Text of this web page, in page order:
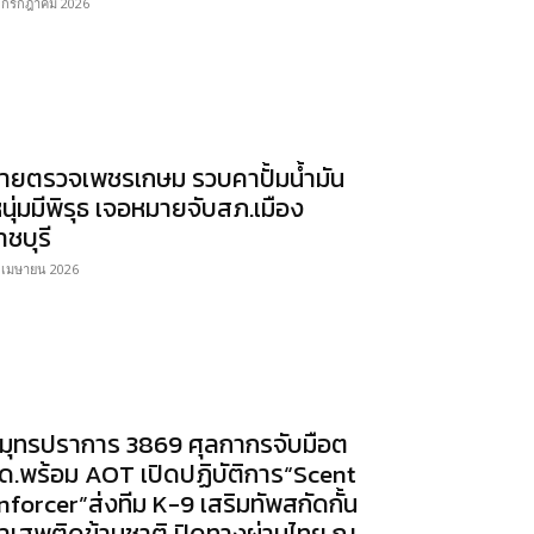
ยตรวจเพชรเกษม รวบคาปั้มน้ำมัน
มมีพิรุธ เจอหมายจับสภ.เมือง
ชบุรี
มษายน 2026
ทรปราการ 3869 ศุลกากรจับมือต
.พร้อม AOT เปิดปฏิบัติการ“Scent
ส่งทีม K-9 เสริมทัพสกัดกั้น